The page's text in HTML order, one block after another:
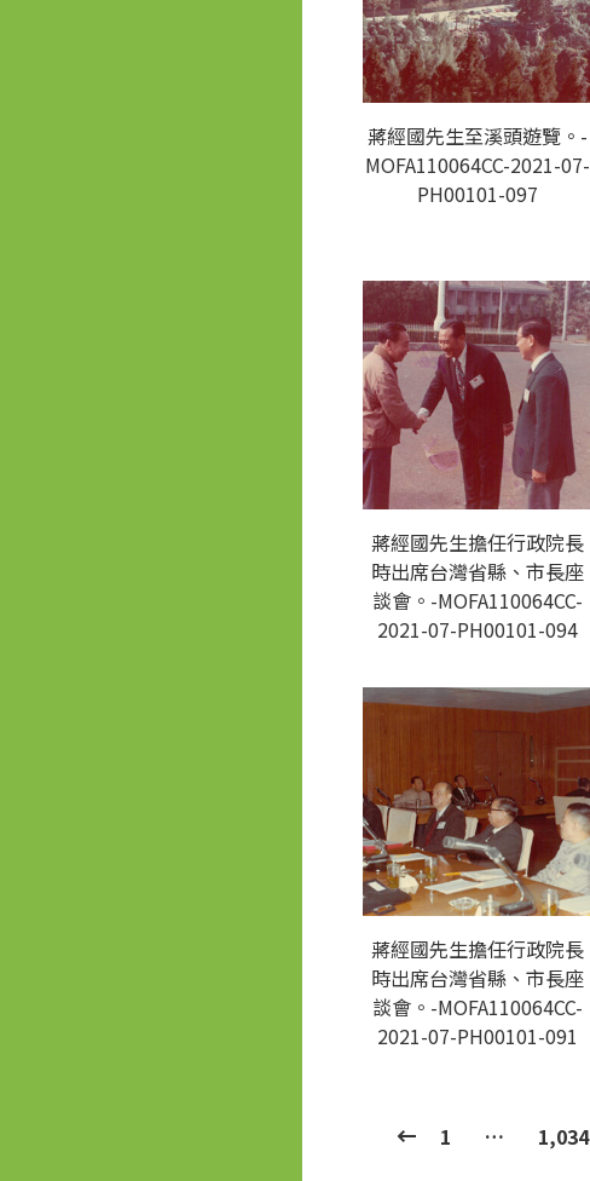
蔣經國先生至溪頭遊覽。-
MOFA110064CC-2021-07-
PH00101-097
蔣經國先生擔任行政院長
時出席台灣省縣、市長座
談會。-MOFA110064CC-
2021-07-PH00101-094
蔣經國先生擔任行政院長
時出席台灣省縣、市長座
談會。-MOFA110064CC-
2021-07-PH00101-091
1 … 1,034